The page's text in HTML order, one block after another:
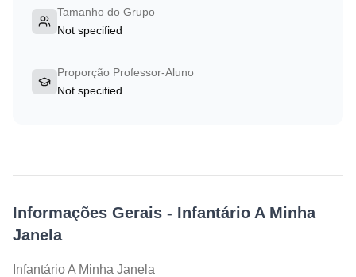
Informações Gerais - Infantário A Minha
Janela
Infantário A Minha Janela
Tamanho do Grupo
Not specified
Proporção Professor-Aluno
Not specified